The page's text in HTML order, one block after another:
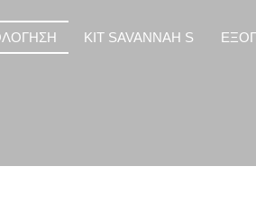
KIT SAVANNAH S